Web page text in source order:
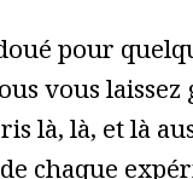
pour
vous
là, là, et là